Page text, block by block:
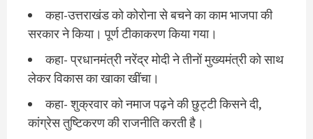
कहा-उत्तराखंड को कोरोना से बचने का काम भाजपा की
सरकार ने किया। पूर्ण टीकाकरण किया गया।
कहा- प्रधानमंत्री नरेंद्र मोदी ने तीनों मुख्यमंत्री को साथ
लेकर विकास का खाका खींचा।
कहा- शुक्रवार को नमाज पढ़ने की छुट्टी किसने दी,
कांग्रेस तुष्‍टिकरण की राजनीति करती है।